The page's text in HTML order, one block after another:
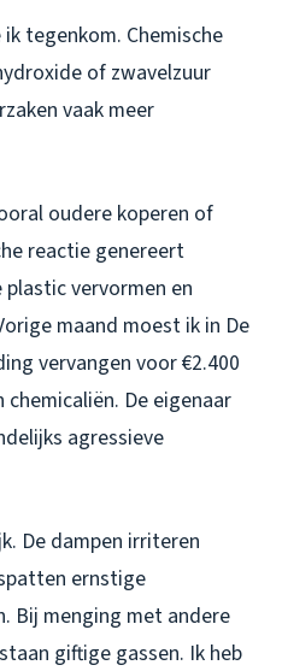
tegenkom. Chemische
of zwavelzuur
vaak meer
oudere koperen of
reactie genereert
vervormen en
maand moest ik in De
vervangen voor €2.400
De eigenaar
agressieve
De dampen irriteren
ernstige
Bij menging met andere
giftige gassen. Ik heb